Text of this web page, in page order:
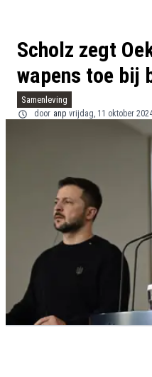
Scholz zegt
wapens toe bij
Samenleving
door anp vrijdag, 11 oktober